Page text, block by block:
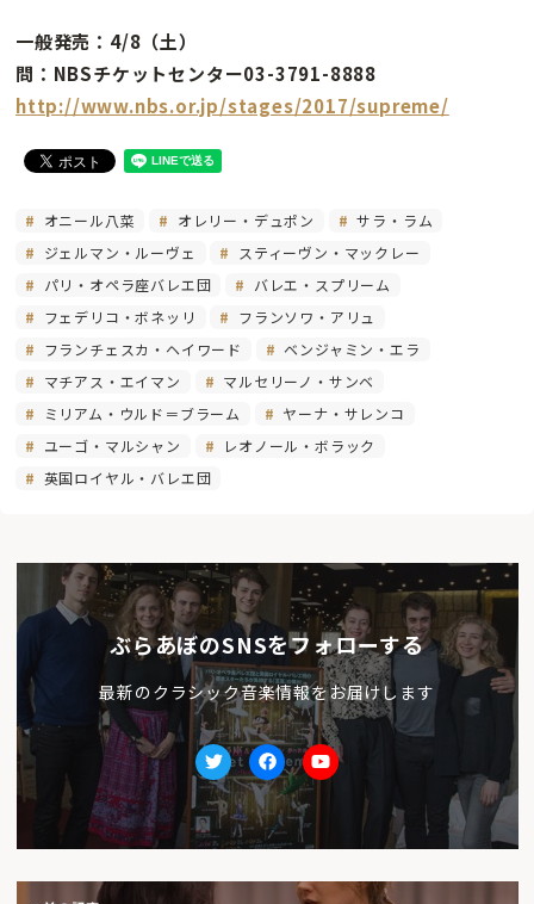
一般発売：4/8（土）
問：NBSチケットセンター03-3791-8888
http://www.nbs.or.jp/stages/2017/supreme/
オニール八菜 オレリー・デュポン
サラ・ラム
ジェルマン・ルーヴェ
スティーヴン・マックレー
パリ・オペラ座バレエ団
バレエ・スプリーム
フェデリコ・ボネッリ
フランソワ・アリュ
フランチェスカ・ヘイワード
ベンジャミン・エラ
マチアス・エイマン
マルセリーノ・サンベ
ミリアム・ウルド＝ブラーム
ヤーナ・サレンコ
ユーゴ・マルシャン
レオノール・ボラック
英国ロイヤル・バレエ団
ぶらあぼのSNSをフォローする
最新のクラシック音楽情報をお届けします
TwitterfacebookYoutube